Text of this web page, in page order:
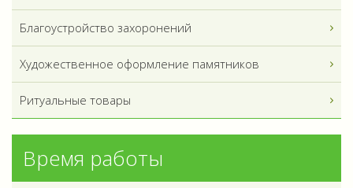
Благоустройство захоронений
Художественное оформление памятников
Ритуальные товары
Время работы